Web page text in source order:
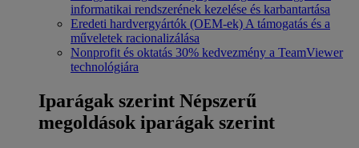
informatikai rendszerének kezelése és karbantartása
Eredeti hardvergyártók (OEM-ek) A támogatás és a
műveletek racionalizálása
Nonprofit és oktatás 30% kedvezmény a TeamViewer
technológiára
Iparágak szerint Népszerű
megoldások iparágak szerint